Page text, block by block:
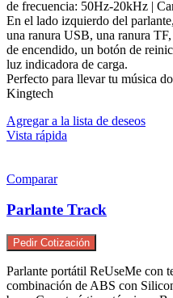
de frecuencia: 50Hz-20kHz |
En el lado izquierdo del
una ranura USB, una ranura
de encendido, un botón de
luz indicadora de carga.
Perfecto para llevar tu música
Kingtech
Agregar a la lista de deseos
Vista rápida
Comparar
Parlante Track
Pedir Cotización
Parlante portátil ReUseMe con
combinación de ABS con